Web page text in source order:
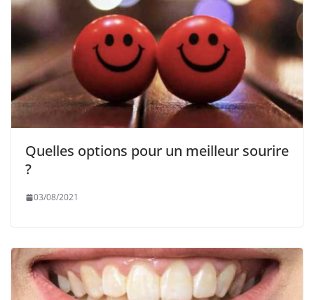
Quelles options pour un meilleur sourire
?
03/08/2021